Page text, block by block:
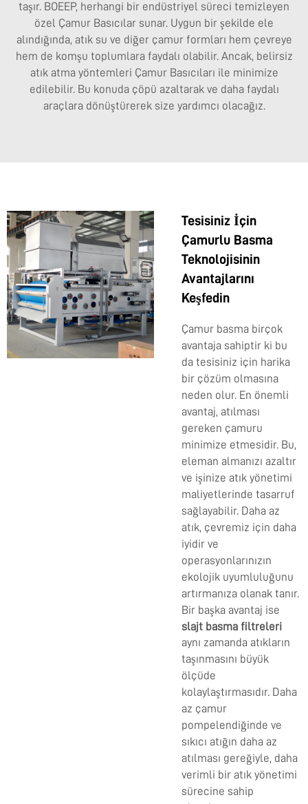
taşır. BOEEP, herhangi bir endüstriyel süreci temizleyen
özel Çamur Basıcılar sunar. Uygun bir şekilde ele
alındığında, atık su ve diğer çamur formları hem çevreye
hem de komşu toplumlara faydalı olabilir. Ancak, belirsiz
atık atma yöntemleri Çamur Basıcıları ile minimize
edilebilir. Bu konuda çöpü azaltarak ve daha faydalı
araçlara dönüştürerek size yardımcı olacağız.
Tesisiniz İçin
Çamurlu Basma
Teknolojisinin
Avantajlarını
Keşfedin
Çamur basma birçok
avantaja sahiptir ki bu
da tesisiniz için harika
bir çözüm olmasına
neden olur. En önemli
avantaj, atılması
gereken çamuru
minimize etmesidir. Bu,
eleman almanızı azaltır
ve işinize atık yönetimi
maliyetlerinde tasarruf
sağlayabilir. Daha az
atık, çevremiz için daha
iyidir ve
operasyonlarınızın
ekolojik uyumluluğunu
artırmanıza olanak tanır.
Bir başka avantaj ise
slajt basma filtreleri
aynı zamanda atıkların
taşınmasını büyük
ölçüde
kolaylaştırmasıdır. Daha
az çamur
pompelendiğinde ve
sıkıcı atığın daha az
atılması gereğiyle, daha
verimli bir atık yönetimi
sürecine sahip